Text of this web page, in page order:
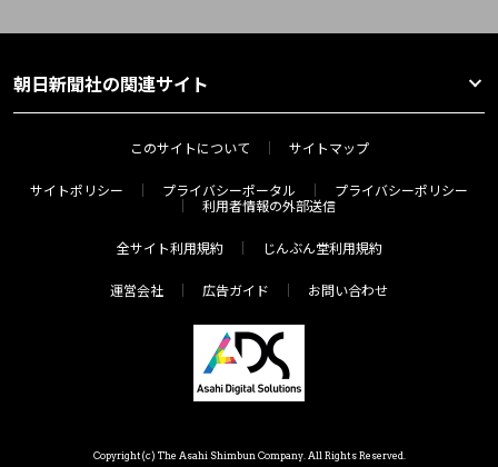
朝日新聞社の関連サイト
このサイトについて サイトマップ
サイトポリシー プライバシーポータル
プライバシーポリシー
利用者情報の外部送信
全サイト利用規約 じんぶん堂利用規約
運営会社 広告ガイド お問い合わせ
Copyright(c) The Asahi Shimbun Company. All Rights Reserved.